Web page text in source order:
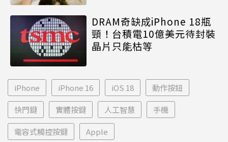
DRAM奇缺成iPhone 18瓶
頸！台積電10億美元待封裝
晶片只能枯等
iPhone iPhone 16 iOS 18 動作按鈕
快門鍵 實體按鍵 人工智慧 手機
電容式觸控按鍵 Apple